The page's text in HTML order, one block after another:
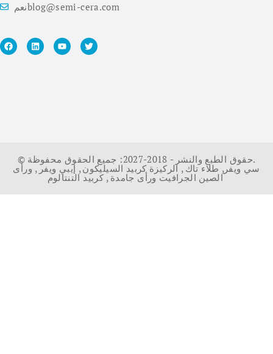
نعمblog@semi-cera.com
© حقوق الطبع والنشر - 2018-2027: جميع الحقوق محفوظة.
سي ويفر, طلاء تاك, الركيزة كربيد السيليكون, إيبي ويفر, ورأى
الصين الجرافيت ورأى جامدة, كربيد التنتالوم